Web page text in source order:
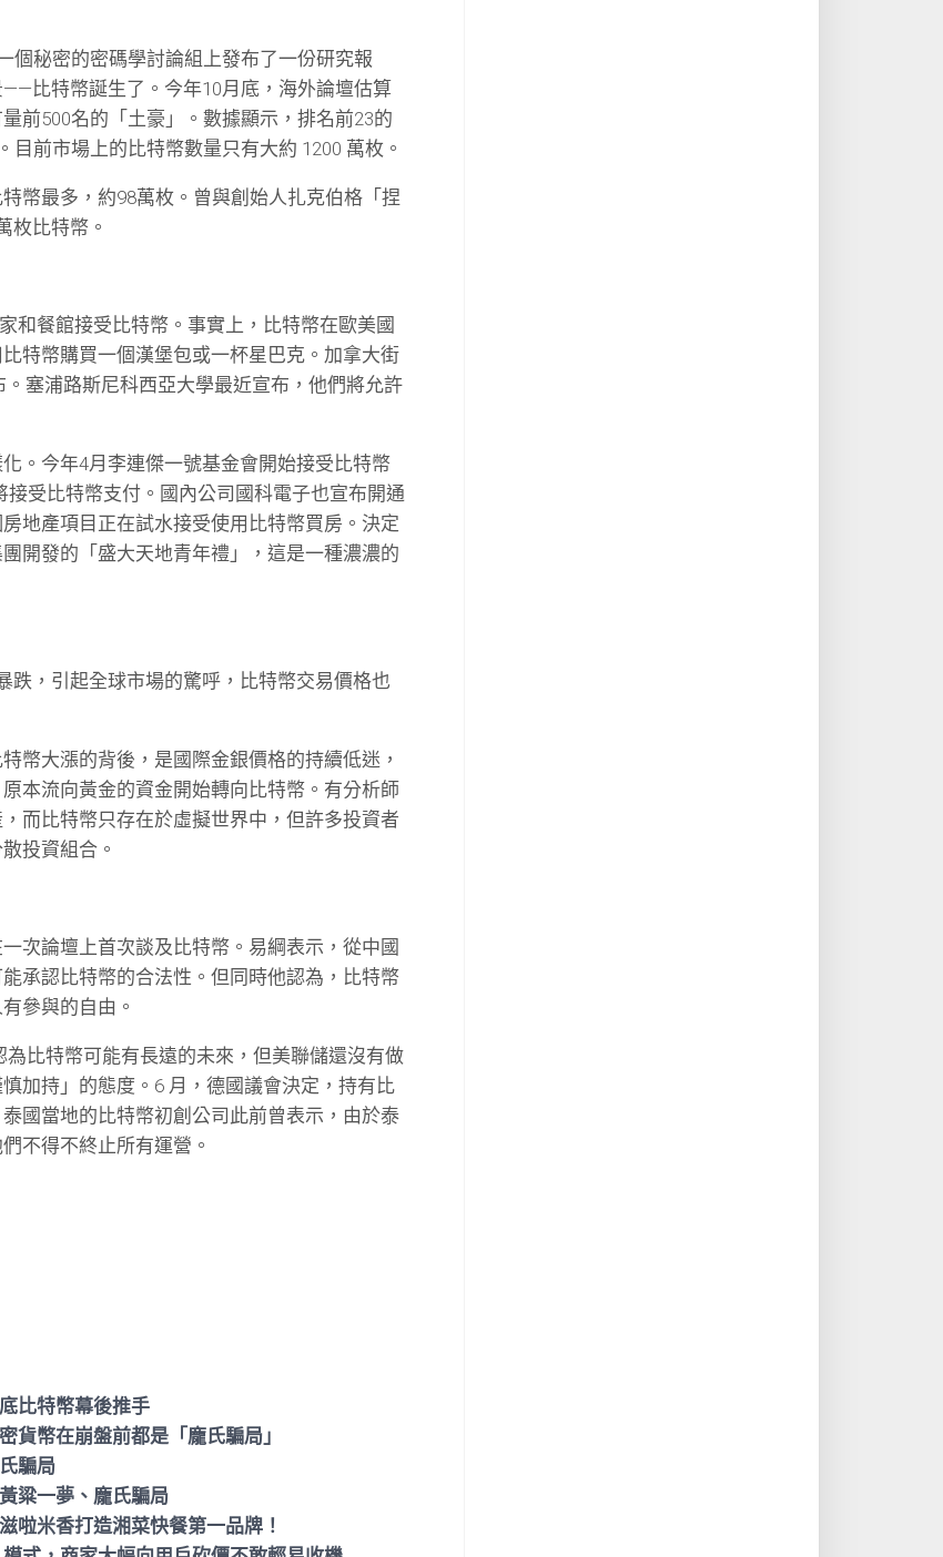
個秘密的密碼學討論組上發布了一份研究報
比特幣誕生了。今年10月底，海外論壇估算
前500名的「土豪」。數據顯示，排名前23的
目前市場上的比特幣數量只有大約 1200 萬枚。
幣最多，約98萬枚。曾與創始人扎克伯格「捏
枚比特幣。
和餐館接受比特幣。事實上，比特幣在歐美國
特幣購買一個漢堡包或一杯星巴克。加拿大街
塞浦路斯尼科西亞大學最近宣布，他們將允許
。今年4月李連傑一號基金會開始接受比特幣
受比特幣支付。國內公司國科電子也宣布開通
地產項目正在試水接受使用比特幣買房。決定
開發的「盛大天地青年禮」，這是一種濃濃的
跌，引起全球市場的驚呼，比特幣交易價格也
幣大漲的背後，是國際金銀價格的持續低迷，
本流向黃金的資金開始轉向比特幣。有分析師
而比特幣只存在於虛擬世界中，但許多投資者
投資組合。
次論壇上首次談及比特幣。易綱表示，從中國
承認比特幣的合法性。但同時他認為，比特幣
參與的自由。
為比特幣可能有長遠的未來，但美聯儲還沒有做
加持」的態度。6 月，德國議會決定，持有比
國當地的比特幣初創公司此前曾表示，由於泰
不得不終止所有運營。
比特幣幕後推手
貨幣在崩盤前都是「龐氏騙局」
騙局
粱一夢、龐氏騙局
啦米香打造湘菜快餐第一品牌！